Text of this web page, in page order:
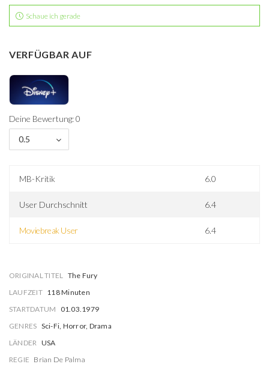
Schaue ich gerade
VERFÜGBAR AUF
Deine Bewertung: 0
0.5
MB-Kritik 6.0
User Durchschnitt 6.4
Moviebreak User 6.4
ORIGINAL TITEL The Fury
LAUFZEIT 118 Minuten
STARTDATUM
01.03.1979
GENRES Sci-Fi, Horror, Drama
LÄNDER USA
REGIE Brian De Palma